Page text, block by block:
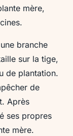
mère,
branche
sur la tige,
de plantation.
de
Après
ses propres
mère.